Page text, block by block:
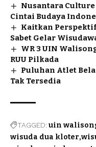
Nusantara
Cintai Budaya
Kaitkan
Sabet Gelar
WR 3 UIN
RUU Pilkada
Puluhan Atlet
Tak Tersedia
TAGGED:uin
wisuda dua kloter